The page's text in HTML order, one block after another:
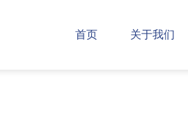
首页 关于我们